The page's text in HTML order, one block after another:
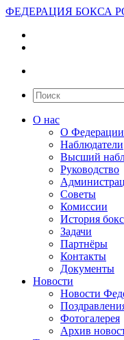
ФЕДЕРАЦИЯ БОКСА
О нас
О Федерации
Наблюдатели
Высший
Руководство
Советы
Комиссии
История
Задачи
Партнёры
Контакты
Документы
Новости
Новости
Фотогалерея
Архив